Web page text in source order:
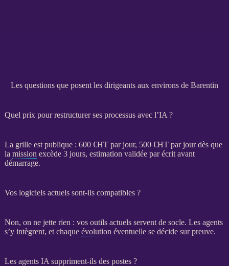
Les questions que posent les dirigeants aux environs de Barentin
Quel prix pour restructurer ses processus avec l’IA ?
La grille est publique : 600 €HTpar jour, 500 €HTpar jour dès que
la mission excède 3 jours, estimation validée par écrit avant
démarrage.
Vos logiciels actuels sont-ils compatibles ?
Non, on ne jette rien : vos outils actuels servent de socle. Les agents
s’y intègrent, et chaque évolution éventuelle se décide sur preuve.
Les agents IA suppriment-ils des postes ?